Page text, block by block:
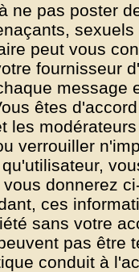
ne pas poster
peut vous
fournisseur
message
êtes
les
verrouiller
donnerez
ces
sans votre
pas être
conduit à